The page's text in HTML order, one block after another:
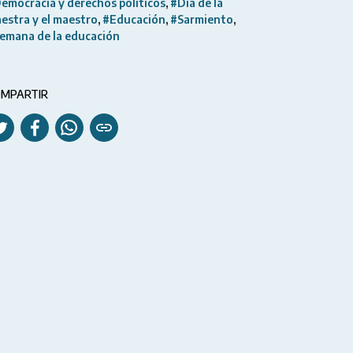
y derechos políticos #Día de la
y el maestro #Educación #Sarmiento
de la educación